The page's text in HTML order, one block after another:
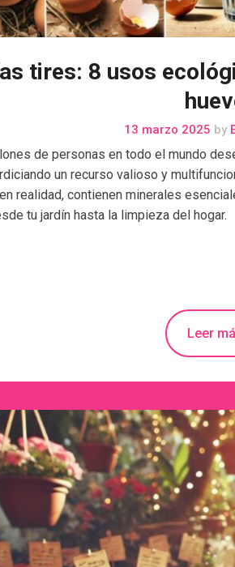
tires: 8 usos
13 marzo 2025 by
de personas en todo el mundo
un recurso valioso y
realidad, contienen minerales
tu jardín hasta la limpieza del hogar.
Leer